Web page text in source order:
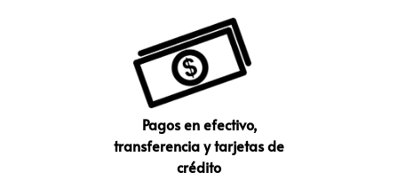
Pagos en efectivo,
transferencia y tarjetas de
crédito